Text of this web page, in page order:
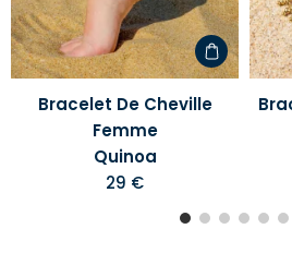
d'envies
Bracelet De Cheville
Femme
Quinoa
29 €